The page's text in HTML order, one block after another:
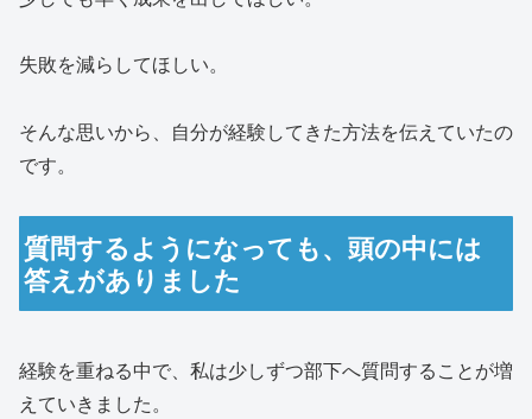
失敗を減らしてほしい。
そんな思いから、自分が経験してきた方法を伝えていたの
です。
質問するようになっても、頭の中には
答えがありました
経験を重ねる中で、私は少しずつ部下へ質問することが増
えていきました。